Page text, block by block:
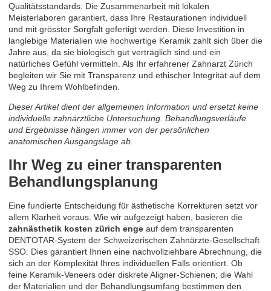
Qualitätsstandards. Die Zusammenarbeit mit lokalen
Meisterlaboren garantiert, dass Ihre Restaurationen individuell
und mit grösster Sorgfalt gefertigt werden. Diese Investition in
langlebige Materialien wie hochwertige Keramik zahlt sich über die
Jahre aus, da sie biologisch gut verträglich sind und ein
natürliches Gefühl vermitteln. Als Ihr erfahrener Zahnarzt Zürich
begleiten wir Sie mit Transparenz und ethischer Integrität auf dem
Weg zu Ihrem Wohlbefinden.
Dieser Artikel dient der allgemeinen Information und ersetzt keine
individuelle zahnärztliche Untersuchung. Behandlungsverläufe
und Ergebnisse hängen immer von der persönlichen
anatomischen Ausgangslage ab.
Ihr Weg zu einer transparenten
Behandlungsplanung
Eine fundierte Entscheidung für ästhetische Korrekturen setzt vor
allem Klarheit voraus. Wie wir aufgezeigt haben, basieren die
zahnästhetik kosten zürich enge auf dem transparenten
DENTOTAR-System der Schweizerischen Zahnärzte-Gesellschaft
SSO. Dies garantiert Ihnen eine nachvollziehbare Abrechnung, die
sich an der Komplexität Ihres individuellen Falls orientiert. Ob
feine Keramik-Veneers oder diskrete Aligner-Schienen; die Wahl
der Materialien und der Behandlungsumfang bestimmen den